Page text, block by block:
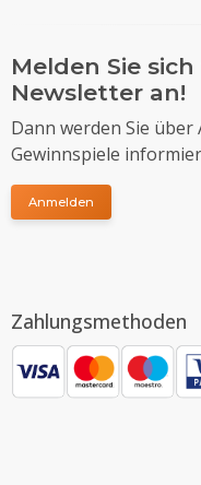
Melden Sie
Newsletter an!
Dann werden Sie
Gewinnspiele
Anmelden
Zahlungsmethoden